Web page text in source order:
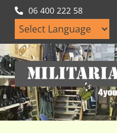
06 400 222 58
Ga
door
naar
navigatie
Ga
naar
de
inhoud